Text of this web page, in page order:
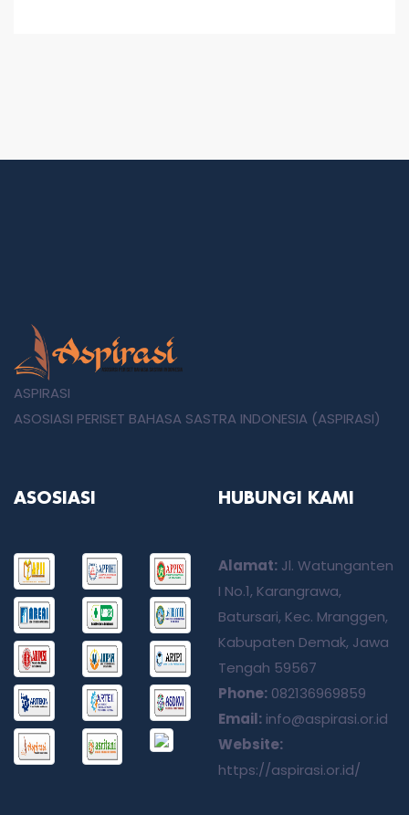
ASPIRASI
ASOSIASI PERISET BAHASA SASTRA INDONESIA (ASPIRASI)
ASOSIASI HUBUNGI KAMI
Alamat: Jl. Watunganten
I No.1, Karangrawa,
Batursari, Kec. Mranggen,
Kabupaten Demak, Jawa
Tengah 59567
Phone: 082136969859
Email: info@aspirasi.or.id
Website:
https://aspirasi.or.id/